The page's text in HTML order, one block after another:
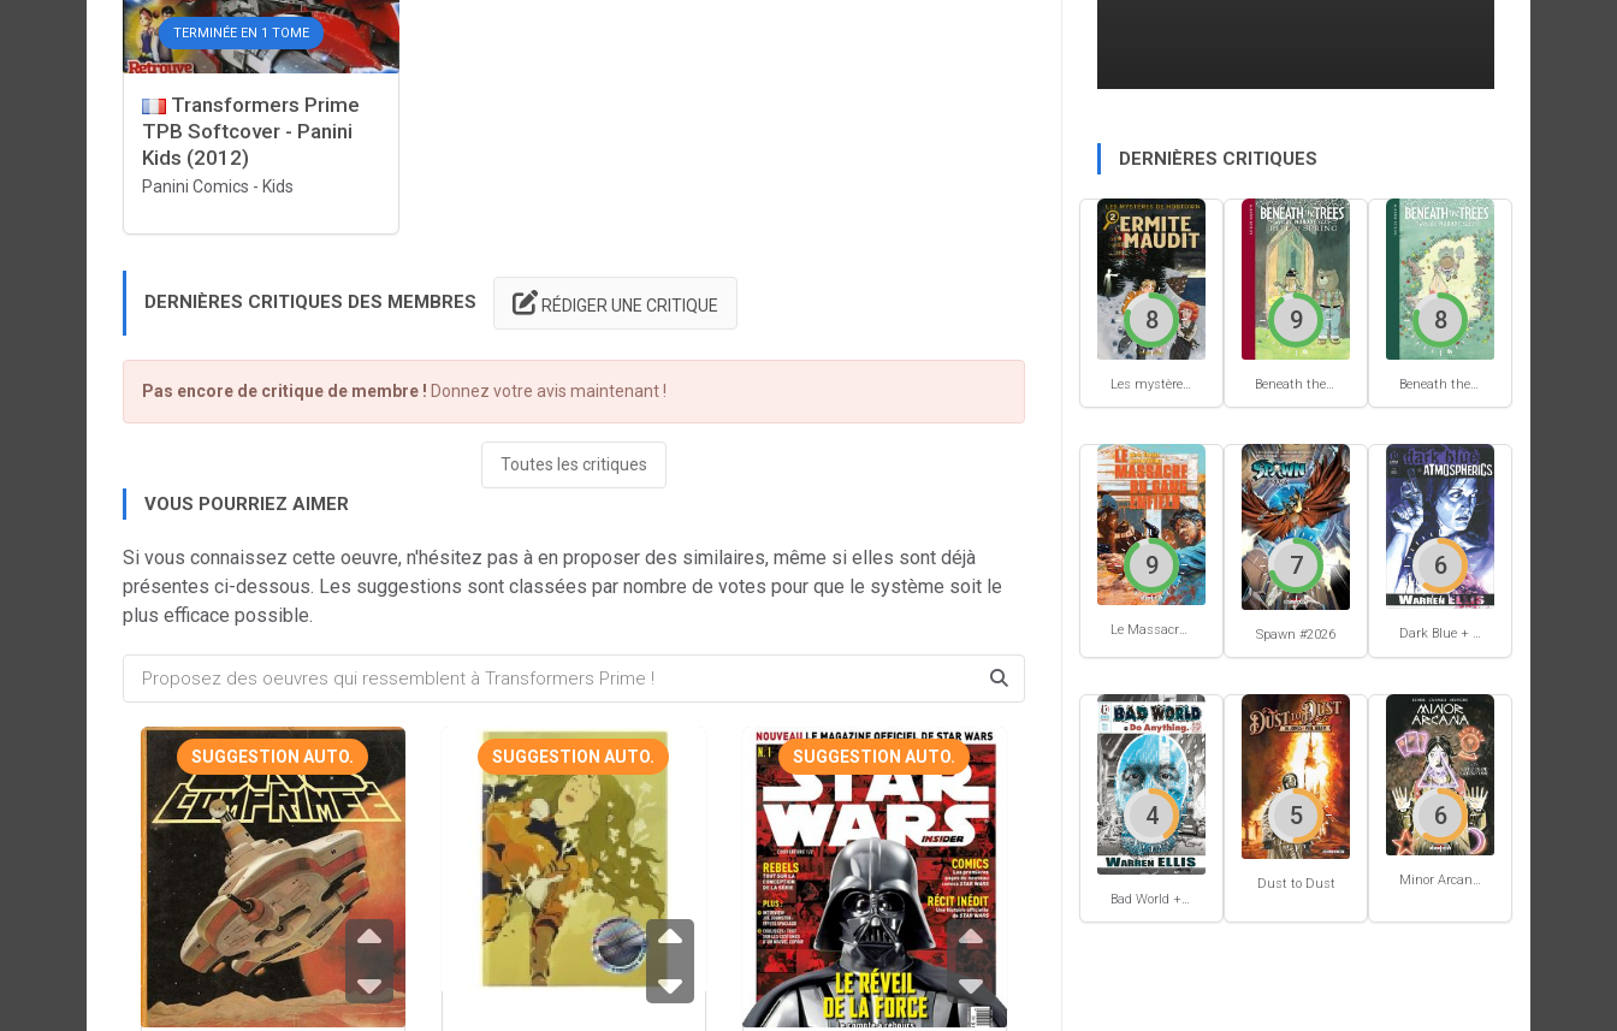
TERMINÉE EN 1 TOME
Transformers Prime
TPB Softcover - Panini
Kids (2012)
Panini Comics - Kids
DERNIÈRES CRITIQUES DES MEMBRES RÉDIGER UNE CRITIQUE
Pas encore de critique de membre ! Donnez votre avis maintenant !
Toutes les critiques
VOUS POURRIEZ AIMER
Si vous connaissez cette oeuvre, n'hésitez pas à en proposer des similaires, même si elles sont déjà
présentes ci-dessous. Les suggestions sont classées par nombre de votes pour que le système soit le
plus efficace possible.
SUGGESTION AUTO. SUGGESTION AUTO. SUGGESTION AUTO.
DERNIÈRES CRITIQUES
Les mystères de Hobtown #2
8
Beneath the trees where nobody sees #2
9
Beneath the trees where nobody sees #1
8
Le Massacre du gang Enfield
9
Spawn #2026
7 6
Bad World + Do Anything
4
Dust to Dust
5 6